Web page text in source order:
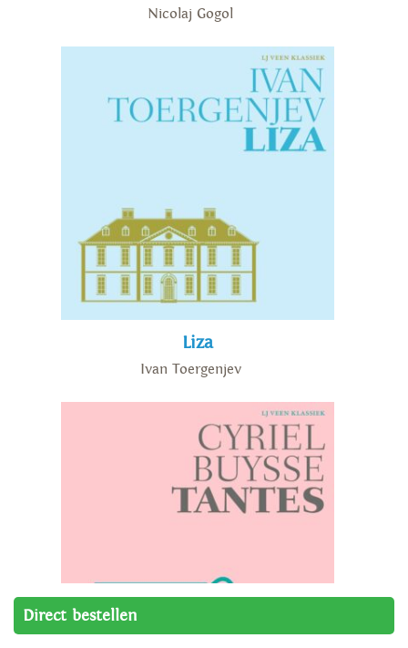
Direct bestellen
Nicolaj Gogol
Liza
Ivan Toergenjev